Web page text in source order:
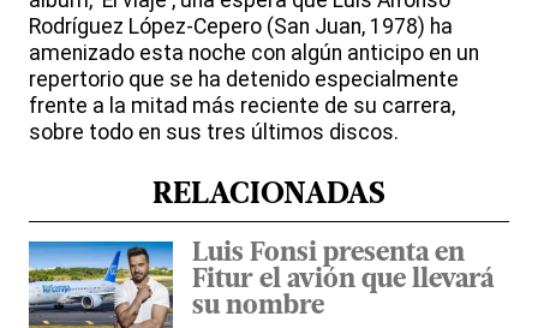
Rodríguez López-Cepero (San Juan, 1978) ha
amenizado esta noche con algún anticipo en un
repertorio que se ha detenido especialmente
frente a la mitad más reciente de su carrera,
sobre todo en sus tres últimos discos.
RELACIONADAS
Luis Fonsi presenta en
Fitur el avión que llevará
su nombre